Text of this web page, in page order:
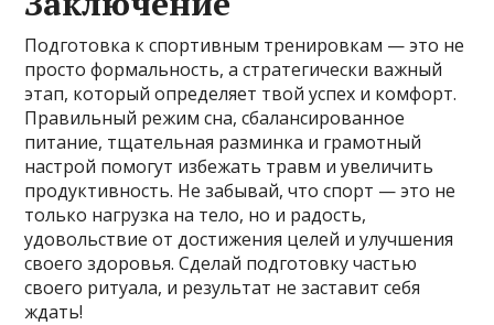
Подготовка к спортивным тренировкам — это не
просто формальность, а стратегически важный
этап, который определяет твой успех и комфорт.
Правильный режим сна, сбалансированное
питание, тщательная разминка и грамотный
настрой помогут избежать травм и увеличить
продуктивность. Не забывай, что спорт — это не
только нагрузка на тело, но и радость,
удовольствие от достижения целей и улучшения
своего здоровья. Сделай подготовку частью
своего ритуала, и результат не заставит себя
ждать!